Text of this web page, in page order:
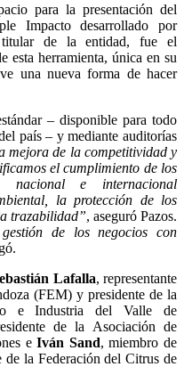
para la presentación del
Impacto desarrollado por
de la entidad, fue el
esta herramienta, única en su
una nueva forma de hacer
– disponible para todo
país – y mediante auditorías
mejora de la competitividad y
el cumplimiento de los
nacional e internacional
la protección de los
trazabilidad”, aseguró Pazos.
de los negocios con
Lafalla, representante
(FEM) y presidente de la
e Industria del Valle de
de la Asociación de
eIván Sand, miembro de
de la Federación del Citrus de